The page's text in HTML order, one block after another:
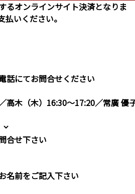
るオンラインサイト決済となりま
いください。
話にてお問合せください
合せ下さい
名前をご記入下さい